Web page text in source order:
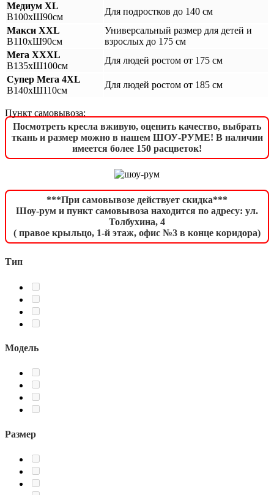
Медиум XL
В100хШ90см
Для подростков до 140 см
Макси XXL
В110хШ90см
Универсальный размер для детей и
взрослых до 175 см
Мега XXXL
В135хШ100см
Для людей ростом от 175 см
Супер Мега 4XL
В140хШ110см
Для людей ростом от 185 см
Пункт самовывоза:
Посмотреть кресла вживую, оценить качество, выбрать
ткань и размер можно в нашем ШОУ-РУМЕ! В наличии
имеется более 150 расцветок!
***При самовывозе действует скидка***
Шоу-рум и пункт самовывоза находится по адресу: ул.
Толбухина, 4
( правое крыльцо, 1-й этаж, офис №3 в конце коридора)
Тип
Модель
Размер